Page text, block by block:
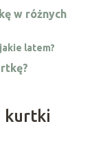
w różnych
latem?
kurtki